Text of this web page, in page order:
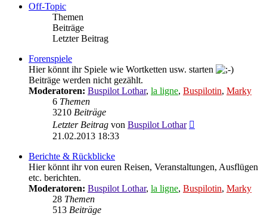
Off-Topic
Themen
Beiträge
Letzter Beitrag
Forenspiele
Hier könnt ihr Spiele wie Wortketten usw. starten
Beiträge werden nicht gezählt.
Moderatoren: Buspilot Lothar, la ligne, Buspilotin, Marky
6 Themen
3210 Beiträge
Letzter Beitrag von Buspilot Lothar
21.02.2013 18:33
Berichte & Rückblicke
Hier könnt ihr von euren Reisen, Veranstaltungen, Ausflügen
etc. berichten.
Moderatoren: Buspilot Lothar, la ligne, Buspilotin, Marky
28 Themen
513 Beiträge